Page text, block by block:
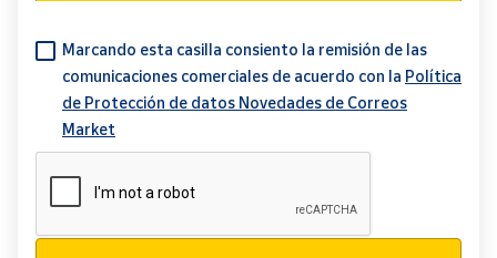
Marcando esta casilla consiento la remisión de las
comunicaciones comerciales de acuerdo con la Política
de Protección de datos Novedades de Correos
Market